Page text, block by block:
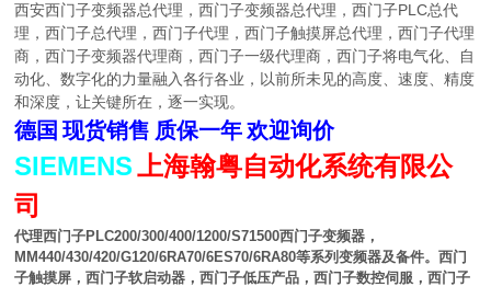
西安西门子变频器总代理，西门子变频器总代理，西门子PLC总代
理，西门子总代理，西门子代理，西门子触摸屏总代理，西门子代理
商，西门子变频器代理商，西门子一级代理商，西门子将电气化、自
动化、数字化的力量融入各行各业，以前所未见的高度、速度、精度
和深度，让关键所在，逐一实现。
德国 现货销售 质保一年 欢迎询价
SIEMENS 上海翰粤自动化系统有限公
司
代理西门子PLC200/300/400/1200/S71500西门子变频器，
MM440/430/420/G120/6RA70/6ES70/6RA80等系列变频器及备件。西门
子触摸屏，西门子软启动器，西门子低压产品，西门子数控伺服，西门子